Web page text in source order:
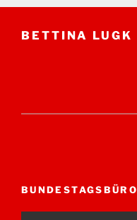
BETTINA LUGK
BUNDESTAGSBÜRO